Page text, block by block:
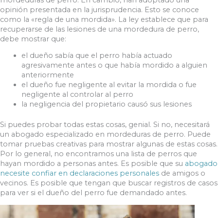
opinión presentada en la jurisprudencia. Esto se conoce
como la «regla de una mordida». La ley establece que para
recuperarse de las lesiones de una mordedura de perro,
debe mostrar que:
el dueño sabía que el perro había actuado
agresivamente antes o que había mordido a alguien
anteriormente
el dueño fue negligente al evitar la mordida o fue
negligente al controlar al perro
la negligencia del propietario causó sus lesiones
Si puedes probar todas estas cosas, genial. Si no, necesitará
un abogado especializado en mordeduras de perro. Puede
tomar pruebas creativas para mostrar algunas de estas cosas.
Por lo general, no encontramos una lista de perros que
hayan mordido a personas antes. Es posible que su abogado
necesite confiar en declaraciones personales de amigos o
vecinos. Es posible que tengan que buscar registros de casos
para ver si el dueño del perro fue demandado antes.